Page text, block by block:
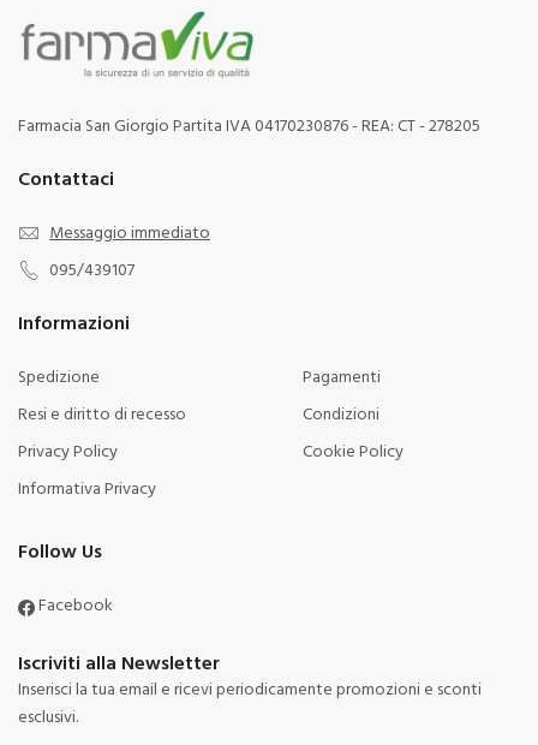
Farmacia San Giorgio Partita IVA 04170230876 - REA: CT - 278205
Contattaci
Messaggio immediato
095/439107
Informazioni
Spedizione
Pagamenti
Resi e diritto di recesso
Condizioni
Privacy Policy
Cookie Policy
Informativa Privacy
Follow Us
Facebook
Iscriviti alla Newsletter
Inserisci la tua email e ricevi periodicamente promozioni e sconti
esclusivi.